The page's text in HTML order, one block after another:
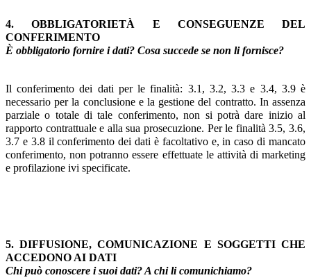
4. OBBLIGATORIETÀ E CONSEGUENZE DEL
CONFERIMENTO
È obbligatorio fornire i dati? Cosa succede se non li fornisce?
Il conferimento dei dati per le finalità: 3.1, 3.2, 3.3 e 3.4, 3.9 è
necessario per la conclusione e la gestione del contratto. In assenza
parziale o totale di tale conferimento, non si potrà dare inizio al
rapporto contrattuale e alla sua prosecuzione. Per le finalità 3.5, 3.6,
3.7 e 3.8 il conferimento dei dati è facoltativo e, in caso di mancato
conferimento, non potranno essere effettuate le attività di marketing
e profilazione ivi specificate.
5. DIFFUSIONE, COMUNICAZIONE E SOGGETTI CHE
ACCEDONO AI DATI
Chi può conoscere i suoi dati? A chi li comunichiamo?